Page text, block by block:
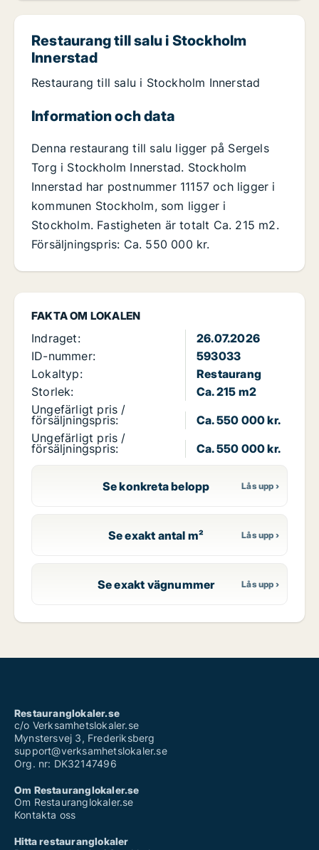
FAKTA OM LOKALEN
Indraget:
26.07.2026
ID-nummer:
593033
Lokaltyp:
Restaurang
Storlek:
Ca. 215 m2
Ungefärligt pris /
försäljningspris:
Ca. 550 000 kr.
Ungefärligt pris /
försäljningspris: Ca. 550 000 kr.
Se konkreta belopp
Se exakt antal m²
Se exakt vägnummer
Restaurang till salu i Stockholm
Innerstad
Restaurang till salu i Stockholm Innerstad
Information och data
Denna restaurang till salu ligger på Sergels
Torg i Stockholm Innerstad. Stockholm
Innerstad har postnummer 11157 och ligger i
kommunen Stockholm, som ligger i
Stockholm. Fastigheten är totalt Ca. 215 m2.
Försäljningspris: Ca. 550 000 kr.
Restauranglokaler.se
c/o Verksamhetslokaler.se
Mynstersvej 3, Frederiksberg
support@verksamhetslokaler.se
Org. nr: DK32147496
Om Restauranglokaler.se
Om Restauranglokaler.se
Kontakta oss
Hitta restauranglokaler